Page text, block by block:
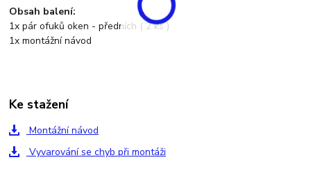
Obsah balení:
1x pár ofuků oken - předních ( 2 ks )
1x montážní návod
Ke stažení
Montážní návod
Vyvarování se chyb při montáži